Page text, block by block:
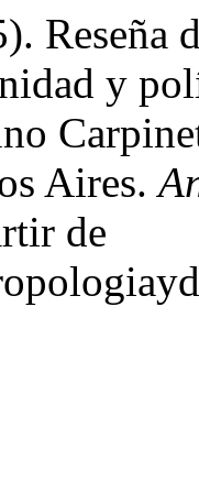
Reseña
y
Aires.
de